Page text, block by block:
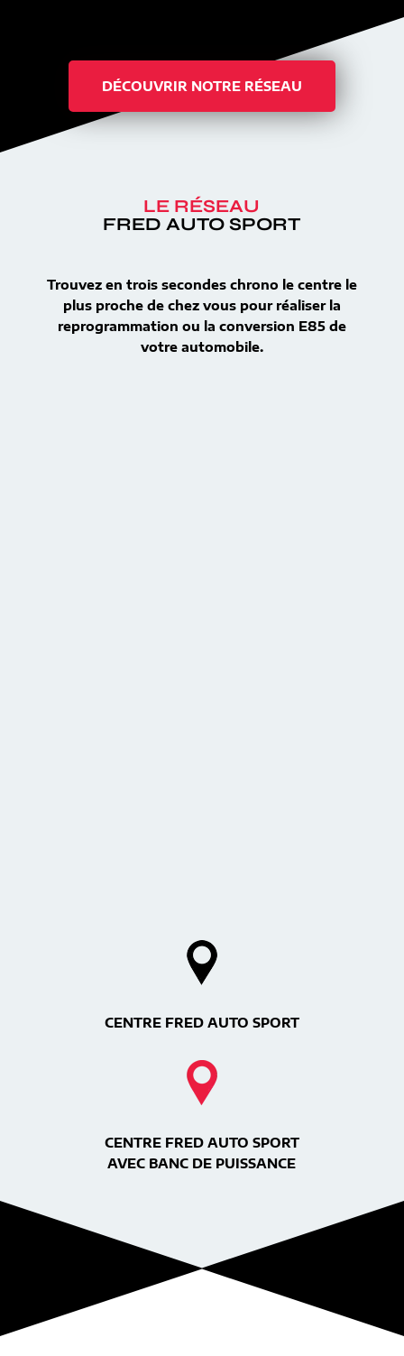
DÉCOUVRIR NOTRE RÉSEAU
LE RÉSEAU
FRED AUTO SPORT
Trouvez en trois secondes chrono le centre le
plus proche de chez vous pour réaliser la
reprogrammation ou la conversion E85 de
votre automobile.
CENTRE FRED AUTO SPORT
CENTRE FRED AUTO SPORT
AVEC BANC DE PUISSANCE